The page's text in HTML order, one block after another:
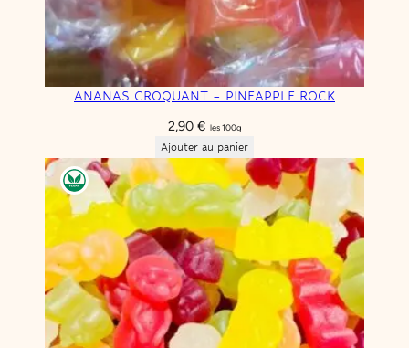
ANANAS CROQUANT – PINEAPPLE ROCK
2,90 € les 100g
Ajouter au panier